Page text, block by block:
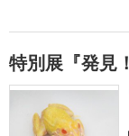
特別展『発見